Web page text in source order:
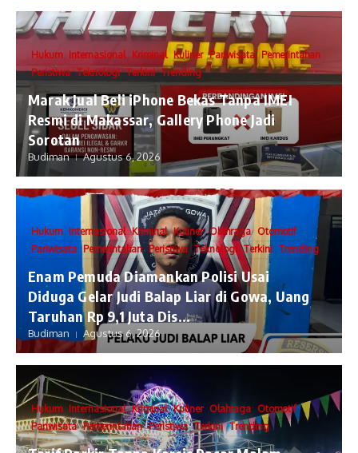
Hukum Internasional Kriminal Kuliner Pariwisata Pemerintahan
Peristiwa Teknologi Terkini Trending
​Marak Jual Beli iPhone Bekas Tanpa IMEI
Resmi di Makassar, Gallery Phone Jadi
Sorotan
Budiman Agustus 6, 2026
Hukum Internasional Kriminal Kuliner Olahraga Otomotif
Pariwisata Pemerintahan Peristiwa Teknologi Terkini Trending
Enam Pemuda Diamankan Polisi Usai
Diduga Gelar Judi Balap Liar di Gowa, Uang
Taruhan Rp 9,1 Juta Dis...
Budiman Agustus 6, 2026
Hukum Internasional Kriminal Kuliner Olahraga Otomotif
Pariwisata Pemerintahan Peristiwa Terkini Trending